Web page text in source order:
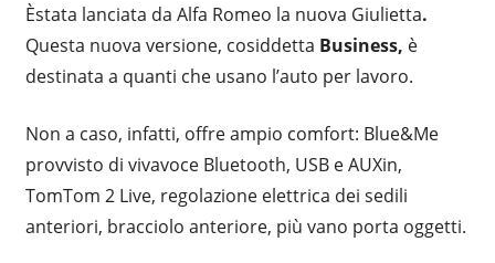
Èstata lanciata da Alfa Romeo la nuova Giulietta.
Questa nuova versione, cosiddetta Business, è
destinata a quanti che usano l’auto per lavoro.
Non a caso, infatti, offre ampio comfort: Blue&Me
provvisto di vivavoce Bluetooth, USB e AUXin,
TomTom 2 Live, regolazione elettrica dei sedili
anteriori, bracciolo anteriore, più vano porta oggetti.